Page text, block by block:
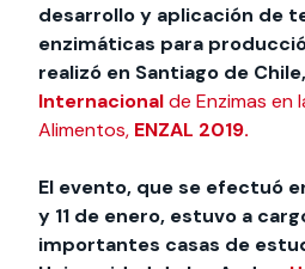
desarrollo y aplicación de
enzimáticas para
realizó en Santiago de
Internacionalde Enzimas en
Alimentos, ENZAL 2019.
El evento, que se efectuó
y 11 de enero, estuvo a
importantes casas de